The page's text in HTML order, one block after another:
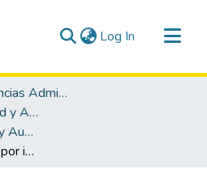
Log In (current)
Facultad de Ciencias Administrativas
Carrera de Contabilidad y Auditoría
Tesis de Contabilidad y Auditoría
Sanciones pecuniarias por incumplimiento tributario en el sector comercial